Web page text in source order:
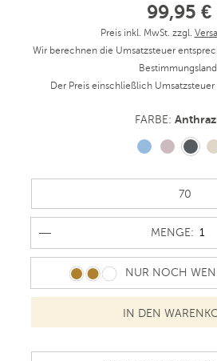
99,95 €
Preis inkl. MwSt. zzgl.
Wir berechnen die Umsatzsteuer
Der Preis einschließlich
FARBE:
MENGE:
NUR NOCH